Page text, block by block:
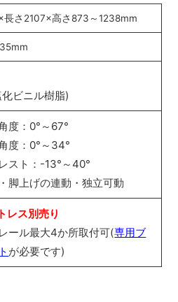
長さ2107×高さ873～1238mm
ビニル樹脂)
度：0°～67°
度：0°～34°
スト：-13°～40°
脚上げの連動・独立可動
レス別売り
ール最大4か所取付可(専用ブ
が必要です)